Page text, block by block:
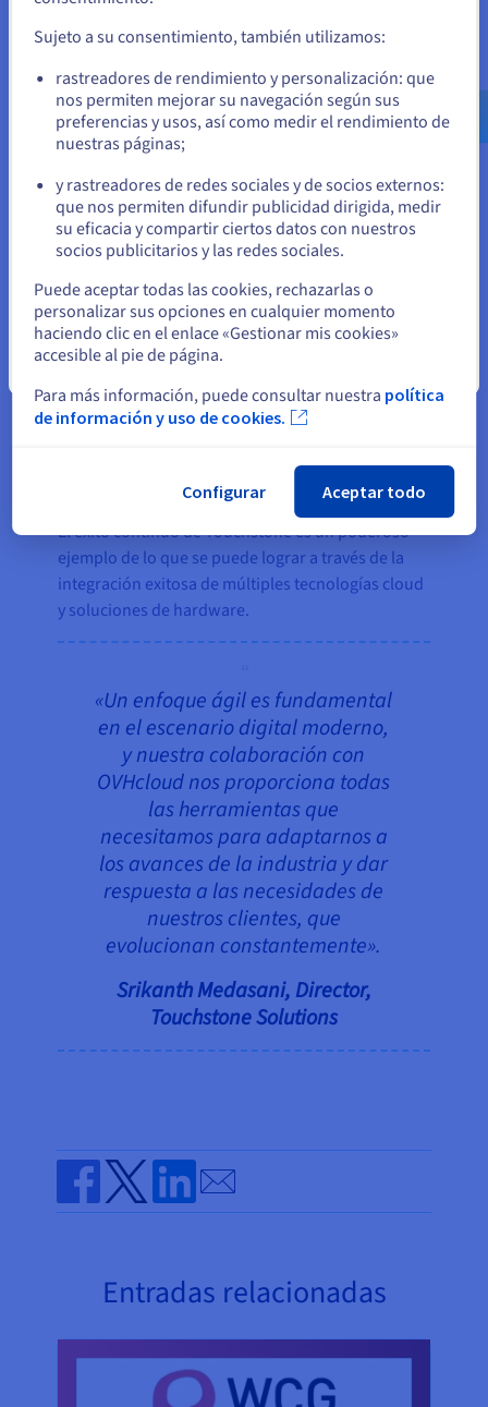
cualquier momento.
El resultado
Desde 2005, la infraestructura mundial de
Touchstone ha demostrado ser una plataforma
eficaz para seguir innovando. En concreto, la
flexibilidad y escalabilidad de sus distintas
soluciones les ha permitido desplegar su servicio
de correo Enterprise (basado en servidores
Windows de OVHcloud con el software
SmarterMail Enterprise), ofreciendo a los usuarios
finales una solución de correo flexible, sin
limitaciones de espacio por usuario. Esto se
función de las necesidades de cada usuario, con la
posibilidad de ajustarlos cuando sea necesario.
El éxito continuo de Touchstone es un poderoso
ejemplo de lo que se puede lograr a través de la
integración exitosa de múltiples tecnologías cloud
y soluciones de hardware.
«Un enfoque ágil es fundamental
en el escenario digital moderno,
y nuestra colaboración con
OVHcloud nos proporciona todas
las herramientas que
necesitamos para adaptarnos a
los avances de la industria y dar
respuesta a las necesidades de
nuestros clientes, que
evolucionan constantemente».
Srikanth Medasani, Director,
Touchstone Solutions
Share on Facebook
Share on Twitter
Share on Linkedin
Send by email
Entradas relacionadas
el sitio web adecuado y crear una cuenta.
us.ovhcloud.com/
Inglés USD - $
Permanezca en el sitio web actual
Sujeto a su consentimiento, también utilizamos:
rastreadores de rendimiento y personalización: que
nos permiten mejorar su navegación según sus
preferencias y usos, así como medir el rendimiento de
nuestras páginas;
y rastreadores de redes sociales y de socios externos:
que nos permiten difundir publicidad dirigida, medir
su eficacia y compartir ciertos datos con nuestros
socios publicitarios y las redes sociales.
Puede aceptar todas las cookies, rechazarlas o
personalizar sus opciones en cualquier momento
haciendo clic en el enlace «Gestionar mis cookies»
accesible al pie de página.
Para más información, puede consultar nuestra política
de información y uso de cookies.
Configurar Aceptar todo